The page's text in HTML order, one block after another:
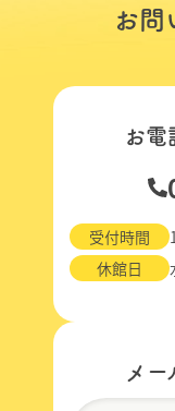
お問
お電
受付時間
休館日
メ